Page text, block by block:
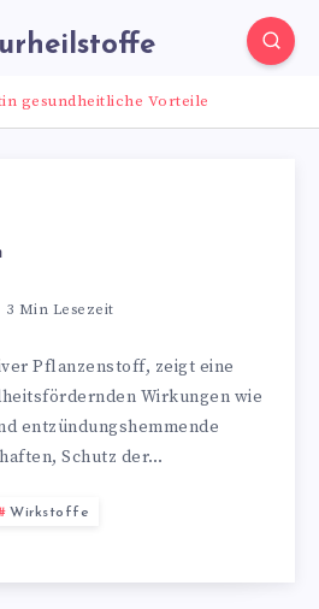
gesundheitliche Vorteile
3 Min Lesezeit
Pflanzenstoff, zeigt eine
Wirkungen wie
entzündungshemmende
Schutz der…
Wirkstoffe